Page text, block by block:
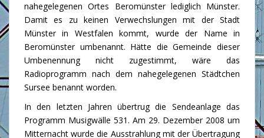
nahegelegenen Ortes Beromünster lediglich Münster.
Damit es zu keinen Verwechslungen mit der Stadt
Münster in Westfalen kommt, wurde der Name in
Beromünster umbenannt. Hätte die Gemeinde dieser
Umbenennung nicht zugestimmt, wäre das
Radioprogramm nach dem nahegelegenen Städtchen
Sursee benannt worden.
In den letzten Jahren übertrug die Sendeanlage das
Programm Musigwälle 531. Am 29. Dezember 2008 um
Mitternacht wurde die Ausstrahlung mit der Übertragung